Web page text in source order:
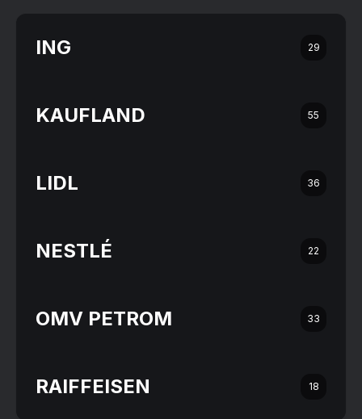
ING 29
KAUFLAND 55
LIDL 36
NESTLÉ 22
OMV PETROM 33
RAIFFEISEN 18